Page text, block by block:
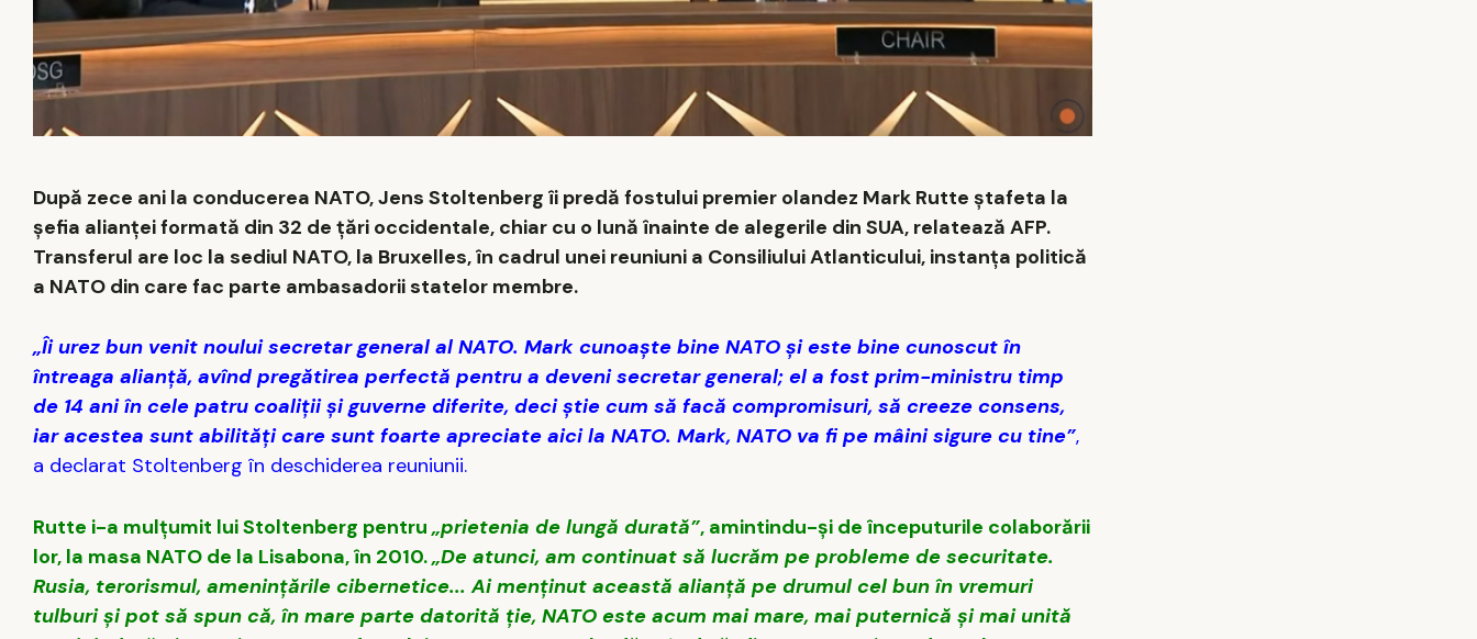
După zece ani la conducerea NATO, Jens Stoltenberg îi predă fostului premier olandez Mark Rutte ștafeta la
șefia alianței formată din 32 de ţări occidentale, chiar cu o lună înainte de alegerile din SUA, relatează AFP.
Transferul are loc la sediul NATO, la Bruxelles, în cadrul unei reuniuni a Consiliului Atlanticului, instanţa politică
a NATO din care fac parte ambasadorii statelor membre.
„Îi urez bun venit noului secretar general al NATO. Mark cunoaște bine NATO și este bine cunoscut în
întreaga alianță, avînd pregătirea perfectă pentru a deveni secretar general; el a fost prim-ministru timp
de 14 ani în cele patru coaliții și guverne diferite, deci știe cum să facă compromisuri, să creeze consens,
iar acestea sunt abilități care sunt foarte apreciate aici la NATO. Mark, NATO va fi pe mâini sigure cu tine”,
a declarat Stoltenberg în deschiderea reuniunii.
Rutte i-a mulțumit lui Stoltenberg pentru„prietenia de lungă durată”, amintindu-și de începuturile colaborării
lor, la masa NATO de la Lisabona, în 2010.„De atunci, am continuat să lucrăm pe probleme de securitate.
Rusia, terorismul, amenințările cibernetice... Ai menținut această alianță pe drumul cel bun în vremuri
tulburi și pot să spun că, în mare parte datorită ție, NATO este acum mai mare, mai puternică și mai unită